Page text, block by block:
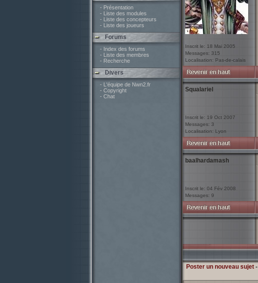
- Présentation
- Liste des modules
- Liste des concepteurs
- Liste des joueurs
Forums
- Index des forums
- Liste des membres
- Recherche
Divers
- L'équipe de Nwn2.fr
- Copyright
- Chat
Inscrit le: 18 Mai 2005
Messages: 315
Localisation: Pas-de-calais
Squalariel
Inscrit le: 19 Oct 2007
Messages: 3
Localisation: Lyon
baalhardamash
Inscrit le: 04 Fév 2008
Messages: 9
Poster un nouveau sujet-